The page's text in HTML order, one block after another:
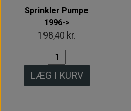
Sprinkler Pumpe
1996->
198,40 kr.
LÆG I KURV